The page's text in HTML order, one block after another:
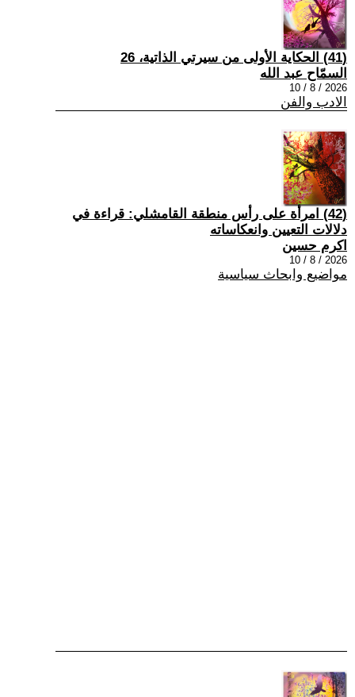
(41) الحكاية الأولى من سيرتي الذاتية، 26
السمّاح عبد الله
2026 / 8 / 10
الادب والفن
(42) امرأة على رأس منطقة القامشلي: قراءة في
دلالات التعيين وانعكاساته
اكرم حسين
2026 / 8 / 10
مواضيع وابحاث سياسية